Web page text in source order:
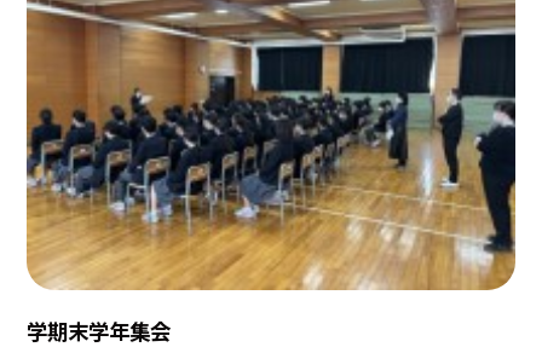
学期末学年集会